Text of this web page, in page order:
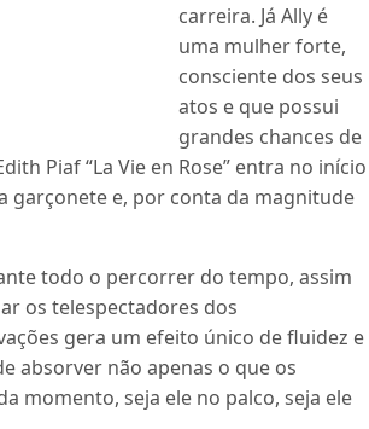
carreira. Já Ally é
uma mulher forte,
consciente dos seus
atos e que possui
grandes chances de
Piaf “La Vie en Rose” entra no início
garçonete e, por conta da magnitude
todo o percorrer do tempo, assim
os telespectadores dos
gera um efeito único de fluidez e
absorver não apenas o que os
momento, seja ele no palco, seja ele